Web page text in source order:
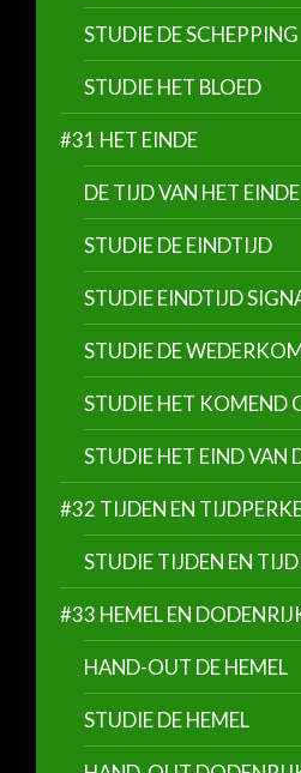
STUDIE DE SCHEPPING
STUDIE HET BLOED
#31 HET EINDE
DE TIJD VAN HET EINDE
STUDIE DE EINDTIJD
STUDIE EINDTIJD
STUDIE DE
STUDIE HET KOMEND
STUDIE HET EIND VAN
#32 TIJDEN EN
STUDIE TIJDEN EN
#33 HEMEL EN
HAND-OUT DE HEMEL
STUDIE DE HEMEL